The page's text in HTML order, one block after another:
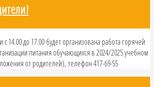
с 14.00 до 17.00 будет организована работа горячей
питания обучающихся в 2024/2025 учебном
от родителей), телефон 417-69-55